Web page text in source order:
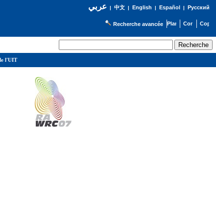
عربي| 中文| English | Español | Русский
Recherche avancée
l'UIT